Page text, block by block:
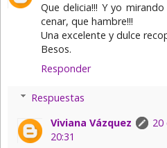
Que delicia!!! Y yo
cenar, que hambre!!!
Una excelente y dulce
Besos.
Responder
Respuestas
Viviana Vázquez
20
20:31